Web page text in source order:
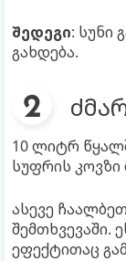
შედეგი: სუნი
გახდება.
10 ლიტრ
სუფრის კოვზი
ასევე
შემთხვევაში.
ეფექტითაც